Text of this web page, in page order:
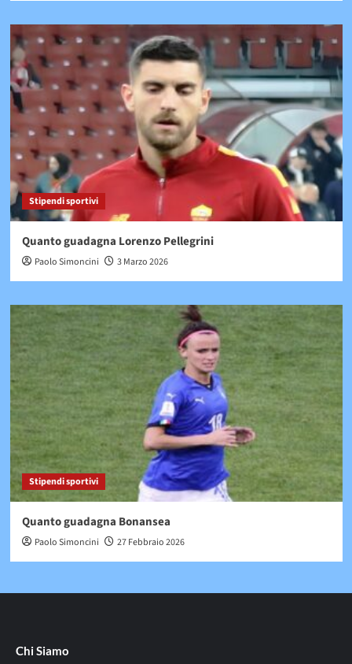
Stipendi sportivi
Quanto guadagna Lorenzo Pellegrini
Paolo Simoncini 3 Marzo 2026
Stipendi sportivi
Quanto guadagna Bonansea
Paolo Simoncini 27 Febbraio 2026
Chi Siamo